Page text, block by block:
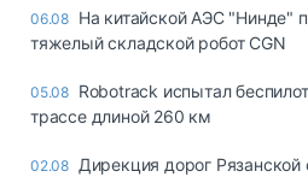
06.08 На китайской АЭС "Нинде"
тяжелый складской робот CGN
05.08 Robotrack испытал
трассе длиной 260 км
02.08 Дирекция дорог Рязанской